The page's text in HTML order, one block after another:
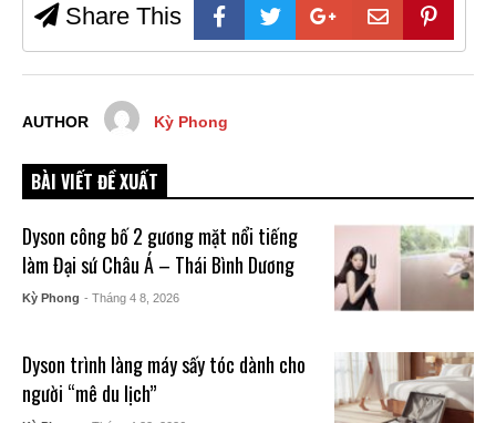
Share This
AUTHOR Kỳ Phong
BÀI VIẾT ĐỀ XUẤT
Dyson công bố 2 gương mặt nổi tiếng
làm Đại sứ Châu Á – Thái Bình Dương
Kỳ Phong - Tháng 4 8, 2026
Dyson trình làng máy sấy tóc dành cho
người “mê du lịch”